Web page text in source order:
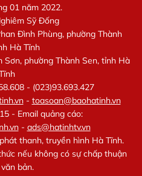
01 năm 2022.
Sỹ Đống
Đình Phùng, phường Thành
Hà Tĩnh
Sơn, phường Thành Sen, tỉnh Hà
- (023)93.693.427
- toasoan@baohatinh.vn
- Email quảng cáo:
- ads@hatinhtv.vn
thanh, truyền hình Hà Tĩnh.
nếu không có sự chấp thuận
bản.